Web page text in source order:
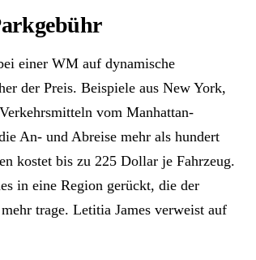
einer WM auf dynamische
der Preis. Beispiele aus New York,
vom Manhattan-
An- und Abreise mehr als hundert
kostet bis zu 225 Dollar je Fahrzeug.
in eine Region gerückt, die der
trage. Letitia James verweist auf